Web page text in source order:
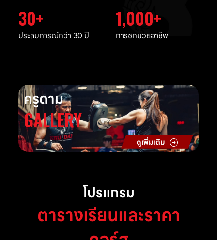
30
ประสบการณ์กว่า 30 ปี
1,000
การชกมวยอาชีพ
ครูดาม
GALLERY
ดูเพิ่มเติม
โปรแกรม
ตารางเรียนและราคา